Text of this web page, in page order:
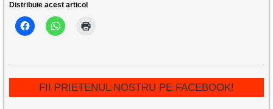
Distribuie acest articol
FII PRIETENUL NOSTRU PE FACEBOOK!